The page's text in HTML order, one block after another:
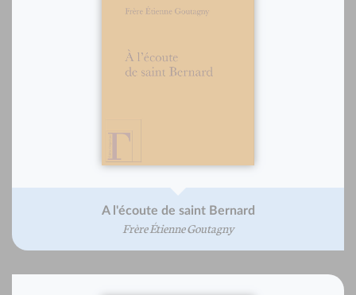
A l'écoute de saint Bernard
Frère Étienne Goutagny